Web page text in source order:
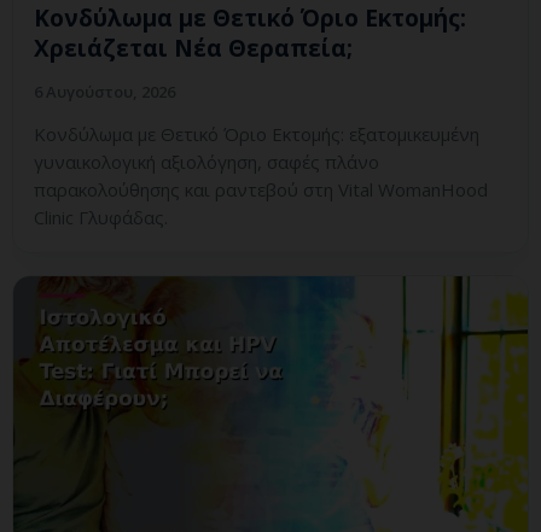
Κονδύλωμα με Θετικό Όριο Εκτομής:
Χρειάζεται Νέα Θεραπεία;
Κονδύλωμα με Θετικό Όριο Εκτομής: εξατομικευμένη
γυναικολογική αξιολόγηση, σαφές πλάνο
παρακολούθησης και ραντεβού στη Vital WomanHood
Clinic Γλυφάδας.